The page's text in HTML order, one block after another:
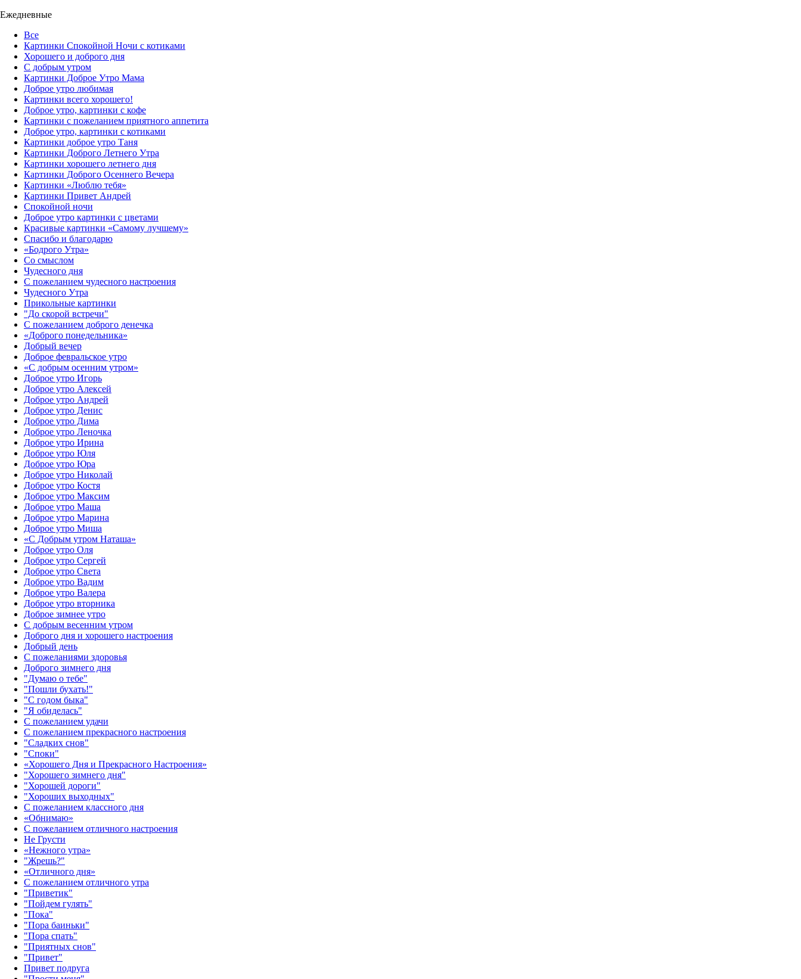
Ежедневные
Все
Картинки Спокойной Ночи с котиками
Хорошего и доброго дня
С добрым утром
Картинки Доброе Утро Мама
Доброе утро любимая
Картинки всего хорошего!
Доброе утро, картинки с кофе
Картинки с пожеланием приятного аппетита
Доброе утро, картинки с котиками
Картинки доброе утро Таня
Картинки Доброго Летнего Утра
Картинки хорошего летнего дня
Картинки Доброго Осеннего Вечера
Картинки «Люблю тебя»
Картинки Привет Андрей
Спокойной ночи
Доброе утро картинки с цветами
Красивые картинки «Самому лучшему»
Спасибо и благодарю
«‎Бодрого Утра»‎
Со смыслом
Чудесного дня
С пожеланием чудесного настроения
Чудесного Утра
Прикольные картинки
"До скорой встречи"
С пожеланием доброго денечка
«Доброго понедельника»‎
Добрый вечер
Доброе февральское утро
«С добрым осенним утром»‎
Доброе утро Игорь
Доброе утро Алексей
Доброе утро Андрей
Доброе утро Денис
Доброе утро Дима
Доброе утро Леночка
Доброе утро Ирина
Доброе утро Юля
Доброе утро Юра
Доброе утро Николай
Доброе утро Костя
Доброе утро Максим
Доброе утро Маша
Доброе утро Марина
Доброе утро Миша
«С Добрым утром Наташа»
Доброе утро Оля
Доброе утро Сергей
Доброе утро Света
Доброе утро Вадим
Доброе утро Валера
Доброе утро вторника
Доброе зимнее утро
С добрым весенним утром
Доброго дня и хорошего настроения
Добрый день
С пожеланиями здоровья
Доброго зимнего дня
"Думаю о тебе"
"Пошли бухать!"
"С годом быка"
"Я обиделась"
С пожеланием удачи
С пожеланием прекрасного настроения
"Сладких снов"
"Споки"
«Хорошего Дня и Прекрасного Настроения»
"Хорошего зимнего дня"
"Хорошей дороги"
"Хороших выходных"
С пожеланием классного дня
«Обнимаю»
С пожеланием отличного настроения
Не Грусти
«Нежного утра»‎
"Жрешь?"
«Отличного дня»‎
С пожеланием отличного утра
"Приветик"
"Пойдем гулять"
"Пока"
"Пора баиньки"
"Пора спать"
"Приятных снов"
"Привет"
Привет подруга